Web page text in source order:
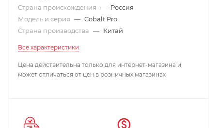
Страна происхождения — Россия
Модель и серия — Cobalt Pro
Страна производства — Китай
Все характеристики
Цена действительна только для интернет-магазина и
может отличаться от цен в розничных магазинах